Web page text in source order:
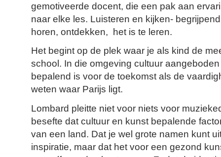
gemotiveerde docent, die een pak aan
naar elke les. Luisteren en kijken-
horen, ontdekken, het is te leren.
Het begint op de plek waar je als kind de
school. In die omgeving cultuur
bepalend is voor de toekomst als de
weten waar Parijs ligt.
Lombard pleitte niet voor niets voor
besefte dat cultuur en kunst bepalende
van een land. Dat je wel grote namen kunt
inspiratie, maar dat het voor een gezond